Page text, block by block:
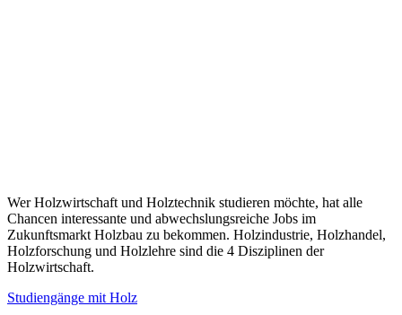
Wer Holzwirtschaft und Holztechnik studieren möchte, hat alle
Chancen interessante und abwechslungsreiche Jobs im
Zukunftsmarkt Holzbau zu bekommen. Holzindustrie, Holzhandel,
Holzforschung und Holzlehre sind die 4 Disziplinen der
Holzwirtschaft.
Studiengänge mit Holz